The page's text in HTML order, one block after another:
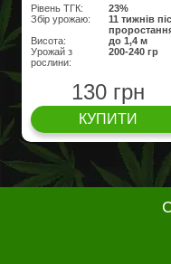
Рівень ТГК:
23%
Збір урожаю:
11 тижнів
Висота:
до 1,4 м
Урожай з
рослини:
200-240 гр
130 грн
КУПИТИ